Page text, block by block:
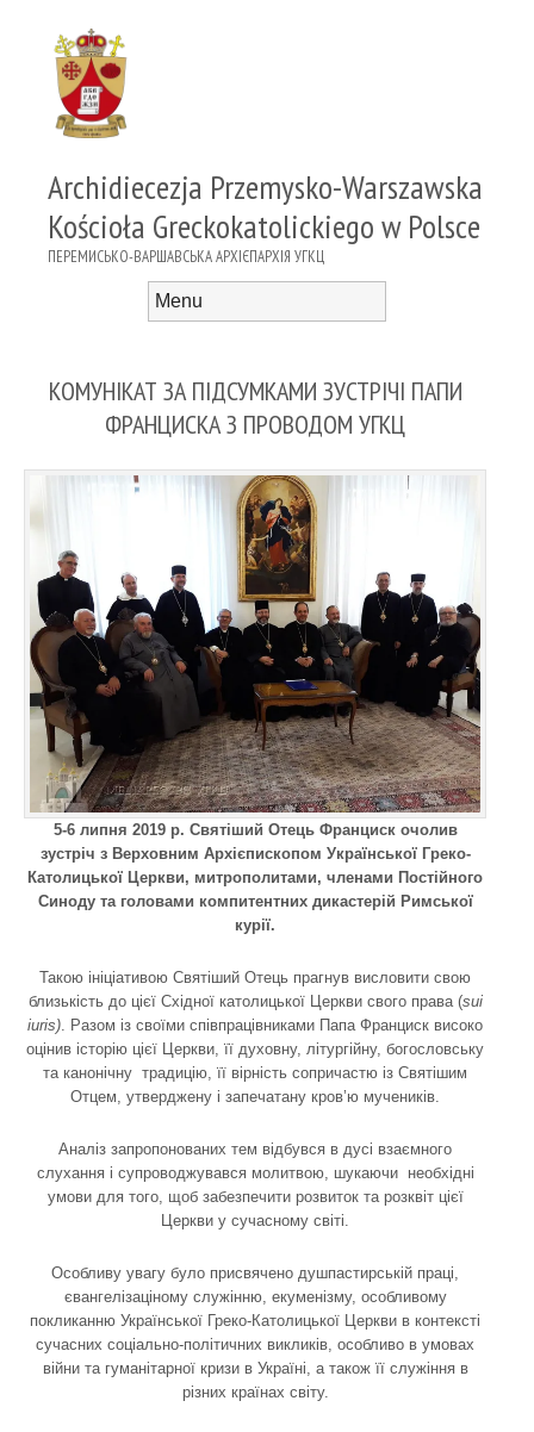
Archidiecezja Przemysko-Warszawska
Kościoła Greckokatolickiego w Polsce
ПЕРЕМИСЬКО-ВАРШАВСЬКА АРХІЄПАРХІЯ УГКЦ
КОМУНІКАТ ЗА ПІДСУМКАМИ ЗУСТРІЧІ ПАПИ
ФРАНЦИСКА З ПРОВОДОМ УГКЦ
5-6 липня 2019 р. Святіший Отець Франциск очолив
зустріч з Верховним Архієпископом Української Греко-
Католицької Церкви, митрополитами, членами Постійного
Синоду та головами компитентних дикастерій Римської
курії.
Такою ініціативою Святіший Отець прагнув висловити свою
близькість до цієї Східної католицької Церкви свого права (sui
iuris). Разом із своїми співпрацівниками Папа Франциск високо
оцінив історію цієї Церкви, її духовну, літургійну, богословську
та канонічну традицію, її вірність сопричастю із Святішим
Отцем, утверджену і запечатану кров’ю мучеників.
Аналіз запропонованих тем відбувся в дусі взаємного
слухання і супроводжувався молитвою, шукаючи необхідні
умови для того, щоб забезпечити розвиток та розквіт цієї
Церкви у сучасному світі.
Особливу увагу було присвячено душпастирській праці,
євангелізаціному служінню, екуменізму, особливому
покликанню Української Греко-Католицької Церкви в контексті
сучасних соціально-політичних викликів, особливо в умовах
війни та гуманітарної кризи в Україні, а також її служіння в
різних країнах світу.